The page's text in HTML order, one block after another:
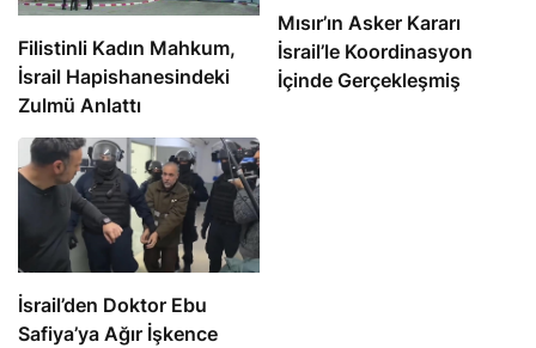
Filistinli Kadın Mahkum,
İsrail Hapishanesindeki
Zulmü Anlattı
Mısır’ın Asker Kararı
İsrail’le Koordinasyon
İçinde Gerçekleşmiş
İsrail’den Doktor Ebu
Safiya’ya Ağır İşkence